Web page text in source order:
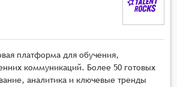
платформа для обучения,
коммуникаций. Более 50 готовых
аналитика и ключевые тренды